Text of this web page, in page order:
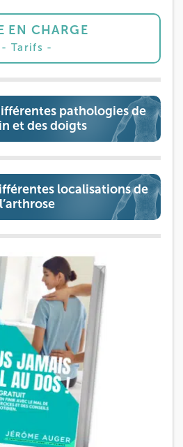
EN CHARGE
Tarifs
pathologies de
et des doigts
localisations de
l’arthrose